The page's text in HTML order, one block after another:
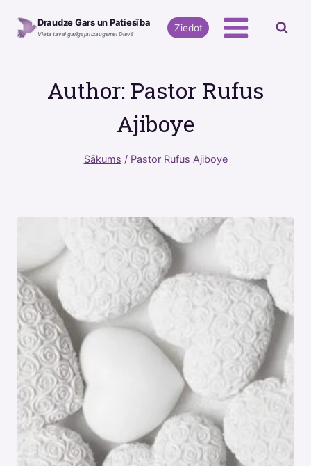
Draudze Gars un Patiesība
Vieta tavai garīgajai izaugsmei Dievā
Ziedot
Author: Pastor Rufus
Ajiboye
Sākums / Pastor Rufus Ajiboye